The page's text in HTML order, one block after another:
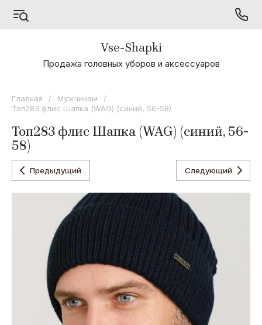
А - Я
Odyssey
Oxygon
Коллекция
Коллекция
Коллекция
Коллекция
Concept
Коллекция
Paola
Belleza
Vse-Shapki
Продажа головных уборов и аксессуаров
Главная / Мужчинам
/
Топ283 флис Шапка (WAG) (синий, 56-58)
Топ283 флис Шапка (WAG) (синий, 56-
58)
Предыдущий Следующий